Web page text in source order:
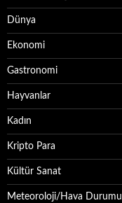
Dünya
Ekonomi
Gastronomi
Hayvanlar
Kadın
Kripto Para
Kültür Sanat
Meteoroloji/Hava Durumu